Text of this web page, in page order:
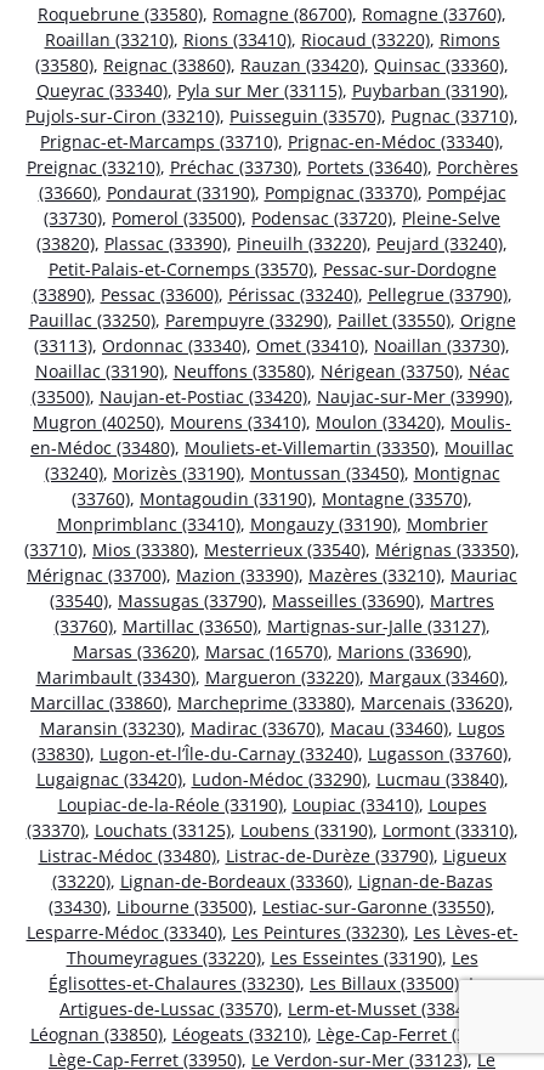
Roquebrune (33580), Romagne (86700), Romagne (33760),
Roaillan (33210), Rions (33410), Riocaud (33220), Rimons
(33580), Reignac (33860), Rauzan (33420), Quinsac (33360),
Queyrac (33340), Pyla sur Mer (33115), Puybarban (33190),
Pujols-sur-Ciron (33210), Puisseguin (33570), Pugnac (33710),
Prignac-et-Marcamps (33710), Prignac-en-Médoc (33340),
Preignac (33210), Préchac (33730), Portets (33640), Porchères
(33660), Pondaurat (33190), Pompignac (33370), Pompéjac
(33730), Pomerol (33500), Podensac (33720), Pleine-Selve
(33820), Plassac (33390), Pineuilh (33220), Peujard (33240),
Petit-Palais-et-Cornemps (33570), Pessac-sur-Dordogne
(33890), Pessac (33600), Périssac (33240), Pellegrue (33790),
Pauillac (33250), Parempuyre (33290), Paillet (33550), Origne
(33113), Ordonnac (33340), Omet (33410), Noaillan (33730),
Noaillac (33190), Neuffons (33580), Nérigean (33750), Néac
(33500), Naujan-et-Postiac (33420), Naujac-sur-Mer (33990),
Mugron (40250), Mourens (33410), Moulon (33420), Moulis-
en-Médoc (33480), Mouliets-et-Villemartin (33350), Mouillac
(33240), Morizès (33190), Montussan (33450), Montignac
(33760), Montagoudin (33190), Montagne (33570),
Monprimblanc (33410), Mongauzy (33190), Mombrier
(33710), Mios (33380), Mesterrieux (33540), Mérignas (33350),
Mérignac (33700), Mazion (33390), Mazères (33210), Mauriac
(33540), Massugas (33790), Masseilles (33690), Martres
(33760), Martillac (33650), Martignas-sur-Jalle (33127),
Marsas (33620), Marsac (16570), Marions (33690),
Marimbault (33430), Margueron (33220), Margaux (33460),
Marcillac (33860), Marcheprime (33380), Marcenais (33620),
Maransin (33230), Madirac (33670), Macau (33460), Lugos
(33830), Lugon-et-l’Île-du-Carnay (33240), Lugasson (33760),
Lugaignac (33420), Ludon-Médoc (33290), Lucmau (33840),
Loupiac-de-la-Réole (33190), Loupiac (33410), Loupes
(33370), Louchats (33125), Loubens (33190), Lormont (33310),
Listrac-Médoc (33480), Listrac-de-Durèze (33790), Ligueux
(33220), Lignan-de-Bordeaux (33360), Lignan-de-Bazas
(33430), Libourne (33500), Lestiac-sur-Garonne (33550),
Lesparre-Médoc (33340), Les Peintures (33230), Les Lèves-et-
Thoumeyragues (33220), Les Esseintes (33190), Les
Églisottes-et-Chalaures (33230), Les Billaux (33500),Les
Artigues-de-Lussac (33570), Lerm-et-Musset (33840)
Léognan (33850), Léogeats (33210), Lège-Cap-Ferret (33970)
Lège-Cap-Ferret (33950), Le Verdon-sur-Mer (33123),Le